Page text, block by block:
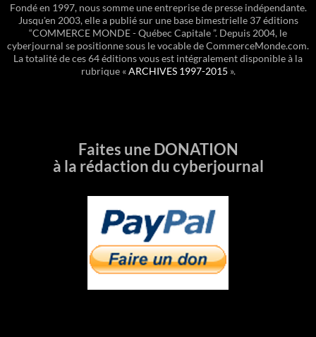
Fondé en 1997, nous somme une entreprise de presse indépendante.
Jusqu'en 2003, elle a publié sur une base bimestrielle 37 éditions
“COMMERCE MONDE - Québec Capitale ”. Depuis 2004, le
cyberjournal se positionne sous le vocable de CommerceMonde.com.
La totalité de ces 64 éditions vous est intégralement disponible à la
rubrique «ARCHIVES 1997-2015 ».
Faites une DONATION
à la rédaction du cyberjournal